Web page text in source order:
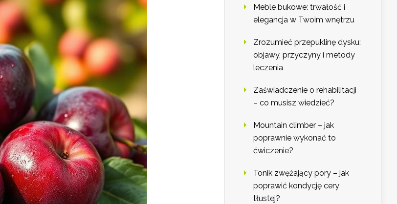
Meble bukowe: trwałość i
elegancja w Twoim wnętrzu
Zrozumieć przepuklinę dysku:
objawy, przyczyny i metody
leczenia
Zaświadczenie o rehabilitacji
– co musisz wiedzieć?
Mountain climber – jak
poprawnie wykonać to
ćwiczenie?
Tonik zwężający pory – jak
poprawić kondycję cery
tłustej?